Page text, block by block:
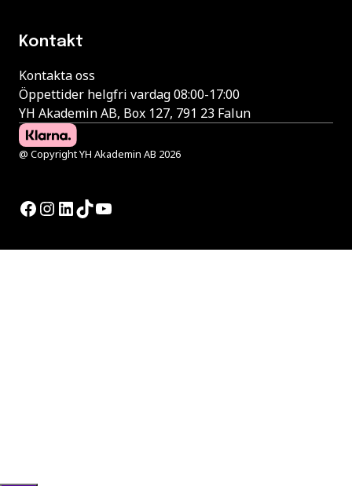
Kontakt
Kontakta oss
Öppettider helgfri vardag 08:00-17:00
YH Akademin AB, Box 127, 791 23 Falun
@ Copyright YH Akademin AB 2026
Facebook
Instagram
LinkedIn
TikTok
YouTube